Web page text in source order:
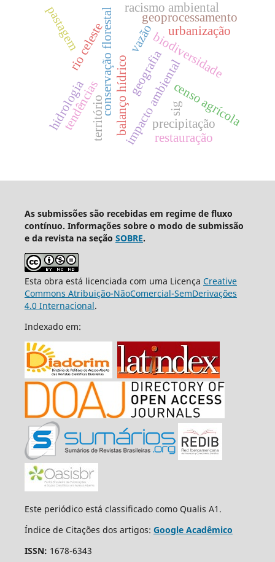
conservação florestalimpacto ambientalcenso agrícola
biodiversidade
rio celeste
tendências precipitação
vazão
balanço hídrico
geoprocessamento
hidrologiaterritório restauração
pastagem racismo ambiental
urbanização
geografia
sig
As submissões são recebidas em regime de fluxo
contínuo. Informações sobre o modo de submissão
e da revista na seção SOBRE.
Esta obra está licenciada com uma Licença Creative
Commons Atribuição-NãoComercial-SemDerivações
4.0 Internacional.
Indexado em:
Este periódico está classificado como Qualis A1.
Índice de Citações dos artigos: Google Acadêmico
ISSN: 1678-6343